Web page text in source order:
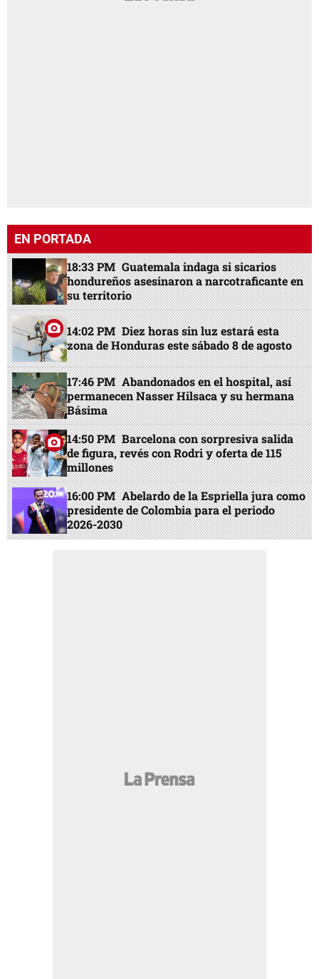
EN PORTADA
18:33 PM Guatemala indaga si sicarios
hondureños asesinaron a narcotraficante en
su territorio
14:02 PM Diez horas sin luz estará esta
zona de Honduras este sábado 8 de agosto
17:46 PM Abandonados en el hospital, así
permanecen Nasser Hilsaca y su hermana
Básima
14:50 PM Barcelona con sorpresiva salida
de figura, revés con Rodri y oferta de 115
millones
16:00 PM Abelardo de la Espriella jura como
presidente de Colombia para el periodo
2026-2030